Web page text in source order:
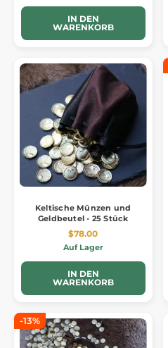
IN DEN
WARENKORB
Keltische Münzen und
Geldbeutel - 25 Stück
$78.00
Auf Lager
IN DEN
WARENKORB
-13%